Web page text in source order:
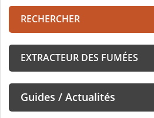
RECHERCHER
EXTRACTEUR DES FUMÉES
Guides / Actualités